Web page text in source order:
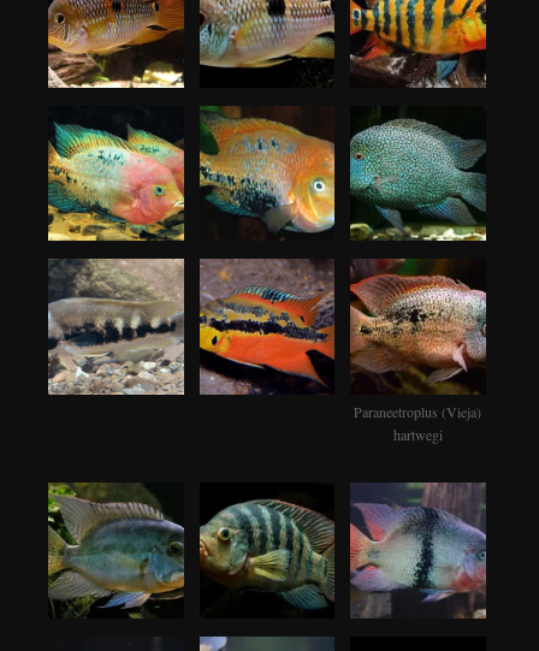
Paraneetroplus (Vieja)
hartwegi